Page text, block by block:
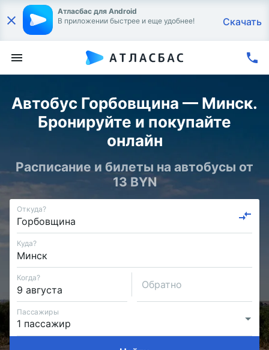
Атласбас для Android
В приложении быстрее и еще удобнее!
Скачать
Автобус Горбовщина — Минск.
Бронируйте и покупайте
онлайн
Расписание и билеты на автобусы от
13 BYN
Откуда?
Куда?
Когда?
Обратно
Пассажиры